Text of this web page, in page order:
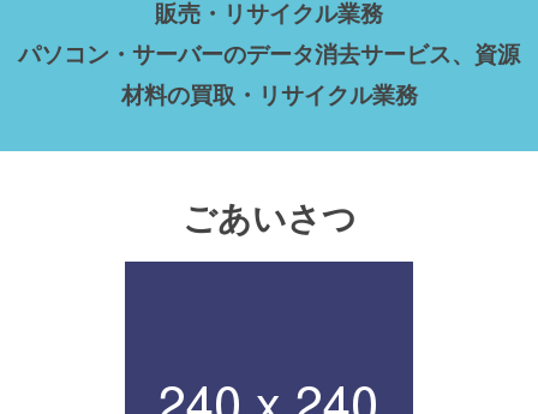
販売・リサイクル業務
パソコン・サーバーのデータ消去サービス、資源
材料の買取・リサイクル業務
ごあいさつ